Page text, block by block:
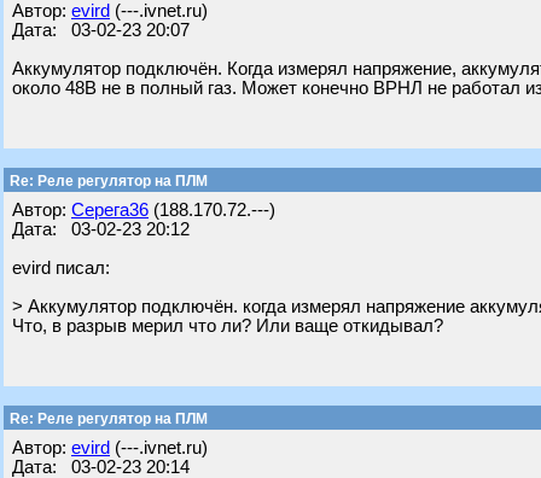
Автор: evird (---.ivnet.ru)
Дата: 03-02-23 20:07
Аккумулятор подключён. Когда измерял напряжение,
около 48В не в полный газ. Может конечно ВРНЛ не работал
Re: Реле регулятор на ПЛМ
Автор: Серега36 (188.170.72.---)
Дата: 03-02-23 20:12
evird писал:
> Аккумулятор подключён. когда измерял напряжение
Что, в разрыв мерил что ли? Или ваще откидывал?
Re: Реле регулятор на ПЛМ
Автор: evird (---.ivnet.ru)
Дата: 03-02-23 20:14